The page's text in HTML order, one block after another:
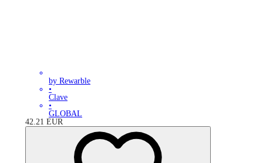
by Rewarble
•
Clave
•
GLOBAL
42.21 EUR